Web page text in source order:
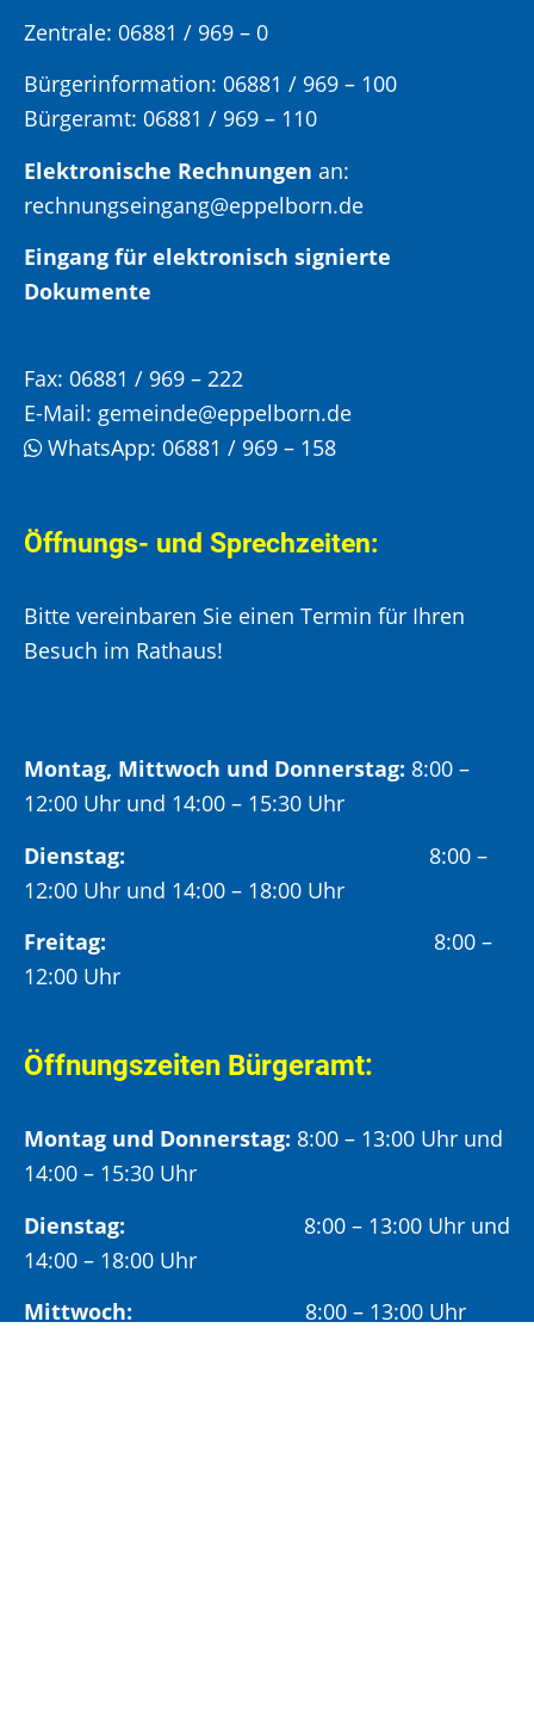
Zentrale: 06881 / 969 – 0
Bürgerinformation: 06881 / 969 – 100
Bürgeramt: 06881 / 969 – 110
Elektronische Rechnungen an:
rechnungseingang@eppelborn.de
Eingang für elektronisch signierte
Dokumente
Fax: 06881 / 969 – 222
E-Mail: gemeinde@eppelborn.de
WhatsApp: 06881 / 969 – 158
Öffnungs- und Sprechzeiten:
Bitte vereinbaren Sie einen Termin für Ihren
Besuch im Rathaus!
Montag, Mittwoch und Donnerstag: 8:00 –
12:00 Uhr und 14:00 – 15:30 Uhr
Dienstag: 8:00 –
12:00 Uhr und 14:00 – 18:00 Uhr
Freitag:
8:00 –
12:00 Uhr
Öffnungszeiten Bürgeramt:
Montag und Donnerstag: 8:00 – 13:00 Uhr und
14:00 – 15:30 Uhr
Dienstag: 8:00 – 13:00 Uhr und
14:00 – 18:00 Uhr
Mittwoch: 8:00 – 13:00 Uhr